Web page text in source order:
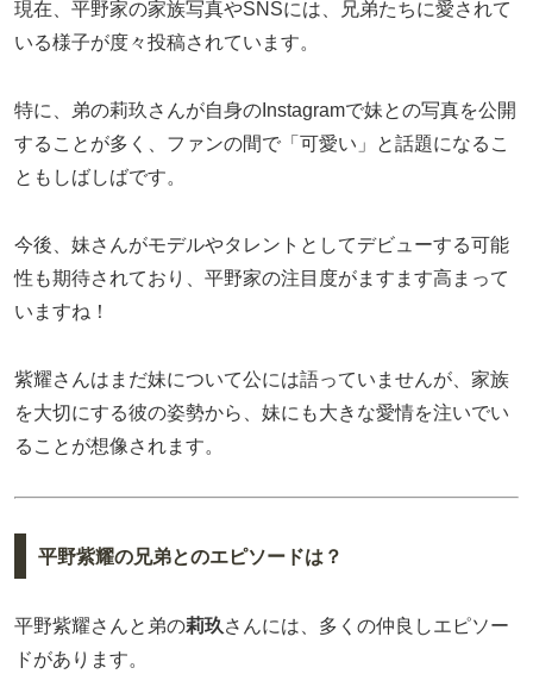
現在、平野家の家族写真やSNSには、兄弟たちに愛されて
いる様子が度々投稿されています。
特に、弟の莉玖さんが自身のInstagramで妹との写真を公開
することが多く、ファンの間で「可愛い」と話題になるこ
ともしばしばです。
今後、妹さんがモデルやタレントとしてデビューする可能
性も期待されており、平野家の注目度がますます高まって
いますね！
紫耀さんはまだ妹について公には語っていませんが、家族
を大切にする彼の姿勢から、妹にも大きな愛情を注いでい
ることが想像されます。
平野紫耀の兄弟とのエピソードは？
平野紫耀さんと弟の莉玖 さんには、多くの仲良しエピソー
ドがあります。